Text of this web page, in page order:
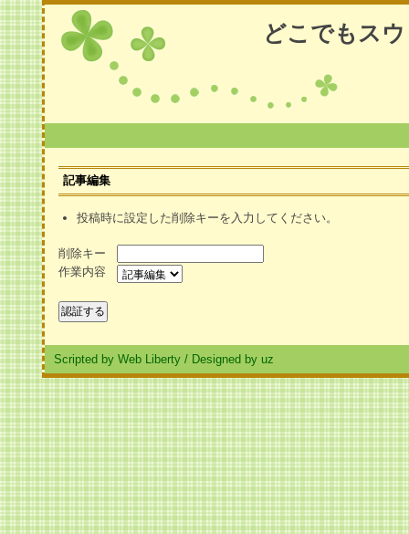
どこでもス
記事編集
投稿時に設定した削除キーを入力してください。
削除キー
作業内容
Scripted by Web Liberty / Designed by uz